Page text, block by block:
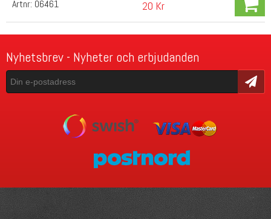
Artnr: 06461 20 Kr
Nyhetsbrev - Nyheter och erbjudanden
Skicka